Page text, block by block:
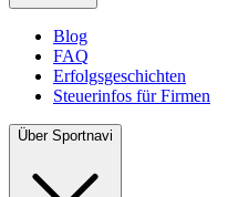
Blog
FAQ
Erfolgsgeschichten
Steuerinfos für Firmen
Über Sportnavi